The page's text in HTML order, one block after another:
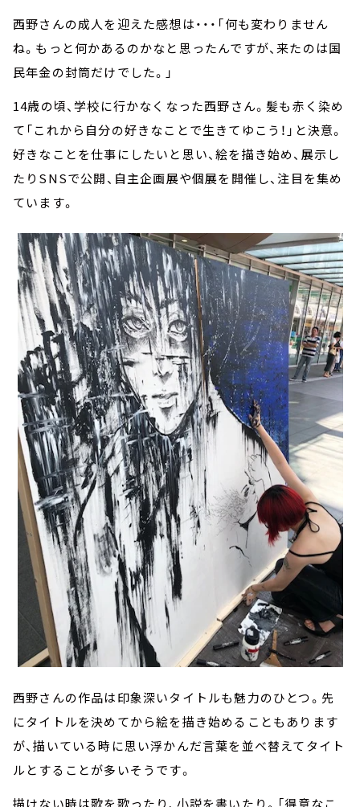
西野さんの成人を迎えた感想は・・・「何も変わりません
ね。もっと何かあるのかなと思ったんですが、来たのは国
民年金の封筒だけでした。」
14歳の頃、学校に行かなくなった西野さん。髪も赤く染め
て「これから自分の好きなことで生きてゆこう！」と決意。
好きなことを仕事にしたいと思い、絵を描き始め、展示し
たりSNSで公開、自主企画展や個展を開催し、注目を集め
ています。
西野さんの作品は印象深いタイトルも魅力のひとつ。先
にタイトルを決めてから絵を描き始めることもあります
が、描いている時に思い浮かんだ言葉を並べ替えてタイト
ルとすることが多いそうです。
描けない時は歌を歌ったり、小説を書いたり。「得意なこ